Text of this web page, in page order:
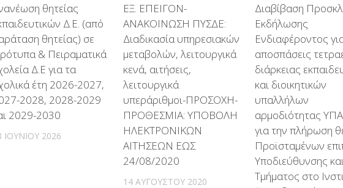
θητείας
Δ.Ε. (από
θητείας) σε
& Πειραματικά
Δ.Ε για τα
έτη 2026-2027,
2028, 2028-2029
2029-2030
ΙΟΥΝΊΟΥ 2026
ΕΞ. ΕΠΕΙΓΟΝ-
ΑΝΑΚΟΙΝΩΣΗ ΠΥΣΔΕ:
Διαδικασία υπηρεσιακών
μεταβολών, λειτουργικά
κενά, αιτήσεις,
λειτουργικά
υπεράριθμοι-ΠΡΟΣΟΧΗ-
ΠΡΟΘΕΣΜΙΑ: ΥΠΟΒΟΛΗ
ΗΛΕΚΤΡΟΝΙΚΩΝ
ΑΙΤΗΣΕΩΝ ΕΩΣ
24/08/2020
14 ΑΥΓΟΎΣΤΟΥ 2020
Διαβίβαση
Εκδήλωσης
Ενδιαφέροντος
αποσπάσεις
διάρκειας
και διοικητικών
υπαλλήλων
αρμοδιότητας
για την πλήρωση
Προϊσταμένων
Υποδιεύθυνσης
Τμήματος στο